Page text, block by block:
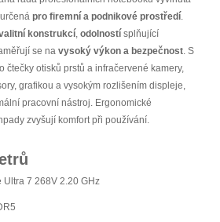
pro firemní a podnikové prostředí.
konstrukcí, odolností splňující
se na vysoký výkon a bezpečnost. S
čtečky otisků prstů a infračervené kamery,
grafikou a vysokým rozlišením displeje,
pracovní nástroj. Ergonomické
zvyšují komfort při používání.
Ultra 7 268V 2.20 GHz